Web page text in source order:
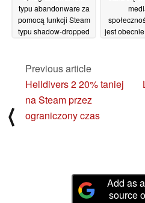
typu abandonware za
pomocą funkcji Steam
typu shadow-dropped
jest
⟨
Previous article
Helldivers 2 20% taniej
na Steam przez
ograniczony czas
Add as
source